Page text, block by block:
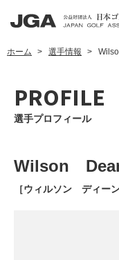
ホーム 選手情報
PROFILE
選手プロフィール
Wilson
［ウィルソン ディーン